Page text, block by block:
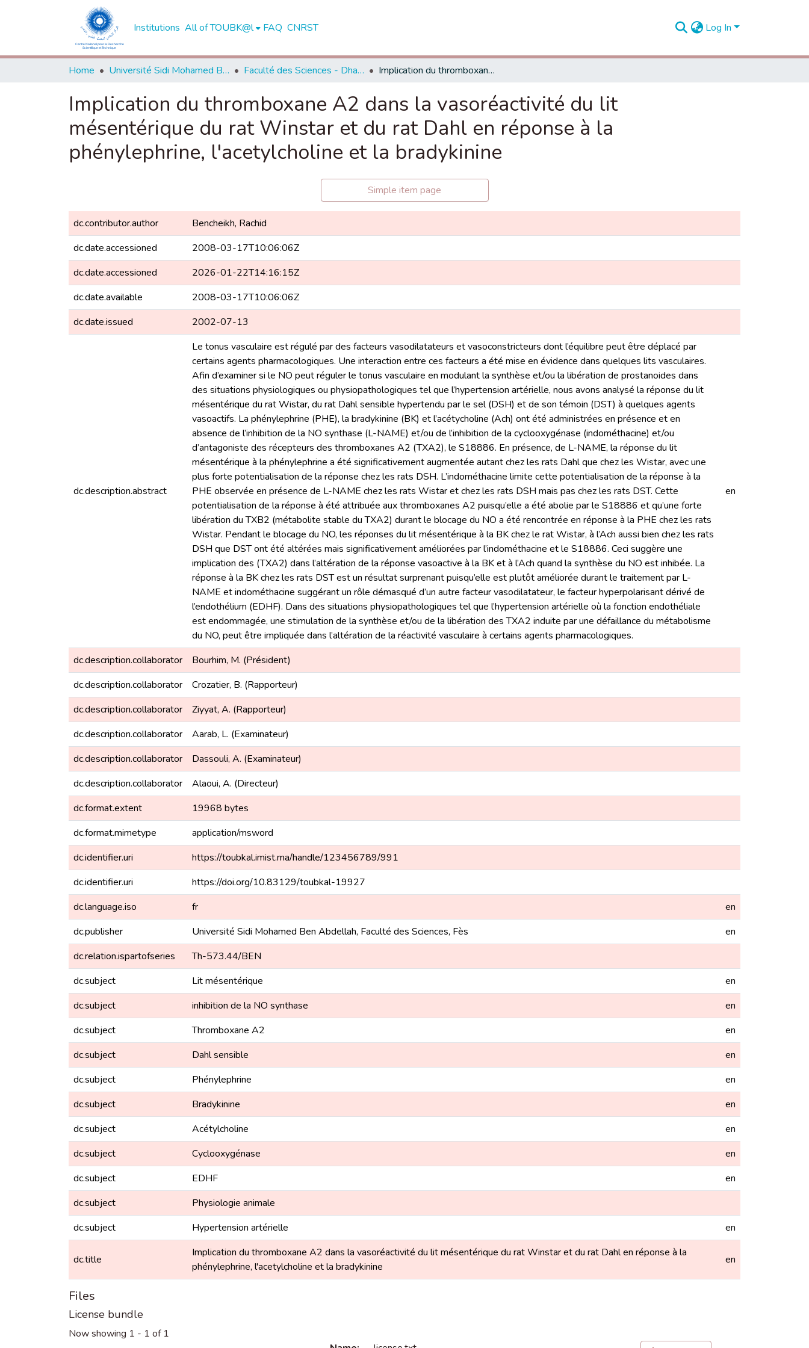
Institutions All of TOUBK@l FAQ CNRST Log In
Home Université Sidi Mohamed Ben Abdellah de Fès Faculté des Sciences - Dhar El Mahraz - Fès Implication du thromboxane A2 dans la vasoréactivité du lit mésentérique du rat Winstar et du rat Dahl en réponse à la phénylephrine, l'acetylcholine et la bradykinine
Implication du thromboxane A2 dans la vasoréactivité du lit
mésentérique du rat Winstar et du rat Dahl en réponse à la
phénylephrine, l'acetylcholine et la bradykinine
Simple item page
dc.contributor.author
Bencheikh, Rachid
dc.date.accessioned
2008-03-17T10:06:06Z
dc.date.accessioned
2026-01-22T14:16:15Z
dc.date.available
2008-03-17T10:06:06Z
dc.date.issued
2002-07-13
dc.description.abstract
Le tonus vasculaire est régulé par des facteurs vasodilatateurs et vasoconstricteurs dont l’équilibre peut être déplacé par
certains agents pharmacologiques. Une interaction entre ces facteurs a été mise en évidence dans quelques lits vasculaires.
Afin d’examiner si le NO peut réguler le tonus vasculaire en modulant la synthèse et/ou la libération de prostanoides dans
des situations physiologiques ou physiopathologiques tel que l’hypertension artérielle, nous avons analysé la réponse du lit
mésentérique du rat Wistar, du rat Dahl sensible hypertendu par le sel (DSH) et de son témoin (DST) à quelques agents
vasoactifs. La phénylephrine (PHE), la bradykinine (BK) et l’acétycholine (Ach) ont été administrées en présence et en
absence de l’inhibition de la NO synthase (L-NAME) et/ou de l’inhibition de la cyclooxygénase (indométhacine) et/ou
d’antagoniste des récepteurs des thromboxanes A2 (TXA2), le S18886. En présence, de L-NAME, la réponse du lit
mésentérique à la phénylephrine a été significativement augmentée autant chez les rats Dahl que chez les Wistar, avec une
plus forte potentialisation de la réponse chez les rats DSH. L’indométhacine limite cette potentialisation de la réponse à la
PHE observée en présence de L-NAME chez les rats Wistar et chez les rats DSH mais pas chez les rats DST. Cette
potentialisation de la réponse à été attribuée aux thromboxanes A2 puisqu’elle a été abolie par le S18886 et qu’une forte
libération du TXB2 (métabolite stable du TXA2) durant le blocage du NO a été rencontrée en réponse à la PHE chez les rats
Wistar. Pendant le blocage du NO, les réponses du lit mésentérique à la BK chez le rat Wistar, à l’Ach aussi bien chez les rats
DSH que DST ont été altérées mais significativement améliorées par l’indométhacine et le S18886. Ceci suggère une
implication des (TXA2) dans l’altération de la réponse vasoactive à la BK et à l’Ach quand la synthèse du NO est inhibée. La
réponse à la BK chez les rats DST est un résultat surprenant puisqu’elle est plutôt améliorée durant le traitement par L-
NAME et indométhacine suggérant un rôle démasqué d’un autre facteur vasodilatateur, le facteur hyperpolarisant dérivé de
l’endothélium (EDHF). Dans des situations physiopathologiques tel que l’hypertension artérielle où la fonction endothéliale
est endommagée, une stimulation de la synthèse et/ou de la libération des TXA2 induite par une défaillance du métabolisme
du NO, peut être impliquée dans l’altération de la réactivité vasculaire à certains agents pharmacologiques.
en
dc.description.collaborator
Bourhim, M. (Président)
dc.description.collaborator
Crozatier, B. (Rapporteur)
dc.description.collaborator
Ziyyat, A. (Rapporteur)
dc.description.collaborator
Aarab, L. (Examinateur)
dc.description.collaborator
Dassouli, A. (Examinateur)
dc.description.collaborator
Alaoui, A. (Directeur)
dc.format.extent
19968 bytes
dc.format.mimetype
application/msword
dc.identifier.uri
https://toubkal.imist.ma/handle/123456789/991
dc.identifier.uri
https://doi.org/10.83129/toubkal-19927
dc.language.iso
fr
en
dc.publisher
Université Sidi Mohamed Ben Abdellah, Faculté des Sciences, Fès
en
dc.relation.ispartofseries
Th-573.44/BEN
dc.subject
Lit mésentérique
en
dc.subject
inhibition de la NO synthase
en
dc.subject
Thromboxane A2
en
dc.subject
Dahl sensible
en
dc.subject
Phénylephrine
en
dc.subject
Bradykinine
en
dc.subject
Acétylcholine
en
dc.subject
Cyclooxygénase
en
dc.subject
EDHF
en
dc.subject
Physiologie animale
dc.subject
Hypertension artérielle en
dc.title
Implication du thromboxane A2 dans la vasoréactivité du lit mésentérique du rat Winstar et du rat Dahl en réponse à la
phénylephrine, l'acetylcholine et la bradykinine
en
Files
License bundle
Now showing 1 - 1 of 1